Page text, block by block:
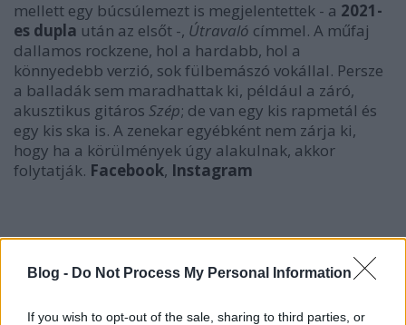
Blog - Do Not Process My Personal Information
If you wish to opt-out of the sale, sharing to third parties, or
mellett egy búcsúlemezt is megjelentettek - a 2021-
es dupla után az elsőt -, Útravaló címmel. A műfaj
dallamos rockzene, hol a hardabb, hol a
könnyedebb verzió, sok fülbemászó vokállal. Persze
a balladák sem maradhattak ki, például a záró,
akusztikus gitáros Szép; de van egy kis rapmetál és
egy kis ska is. A zenekar egyébként nem zárja ki,
hogy ha a körülmények úgy alakulnak, akkor
folytatják. Facebook, Instagram